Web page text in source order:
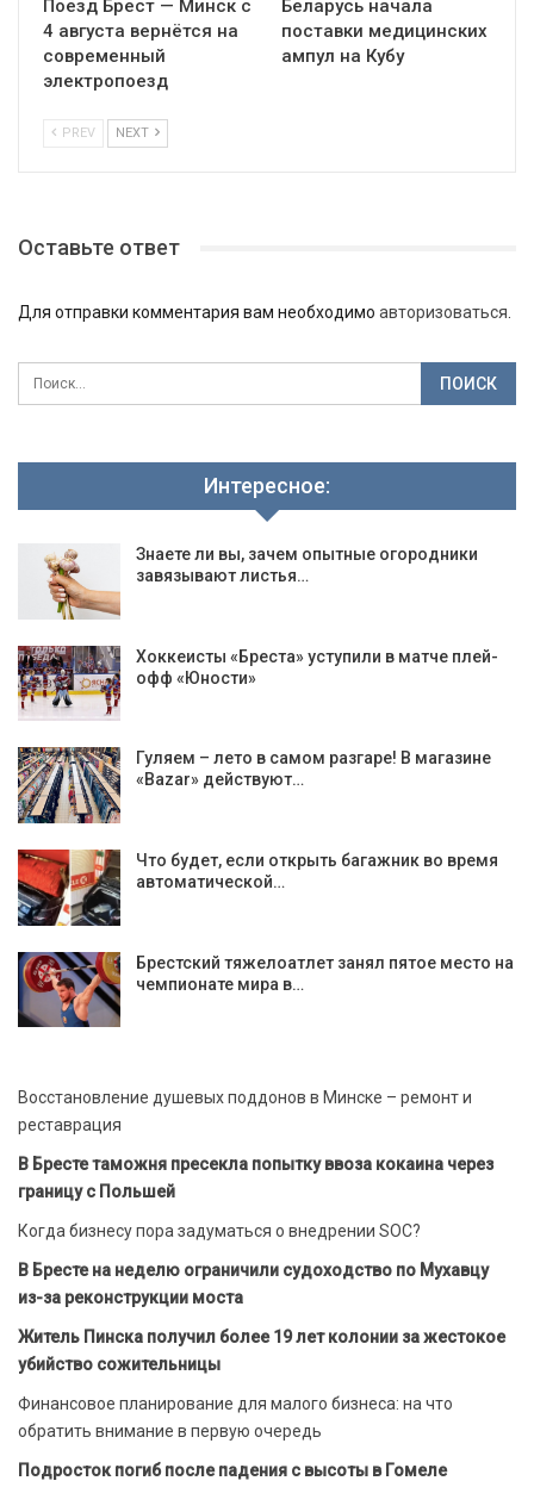
Поезд Брест — Минск с
4 августа вернётся на
современный
электропоезд
Беларусь начала
поставки медицинских
ампул на Кубу
PREV NEXT
Оставьте ответ
Для отправки комментария вам необходимо авторизоваться
Интересное:
Знаете ли вы, зачем опытные огородники
завязывают листья…
Хоккеисты «Бреста» уступили в матче плей-
офф «Юности»
Гуляем – лето в самом разгаре! В магазине
«Bazar» действуют…
Что будет, если открыть багажник во время
автоматической…
Брестский тяжелоатлет занял пятое место на
чемпионате мира в…
Восстановление душевых поддонов в Минске – ремонт и
реставрация
В Бресте таможня пресекла попытку ввоза кокаина через
границу с Польшей
Когда бизнесу пора задуматься о внедрении SOC?
В Бресте на неделю ограничили судоходство по Мухавцу
из-за реконструкции моста
Житель Пинска получил более 19 лет колонии за жестокое
убийство сожительницы
Финансовое планирование для малого бизнеса: на что
обратить внимание в первую очередь
Подросток погиб после падения с высоты в Гомеле